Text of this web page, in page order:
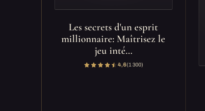
Les secrets d'un esprit
millionnaire: Maîtrisez le
jeu inté…
4,6(1 300)